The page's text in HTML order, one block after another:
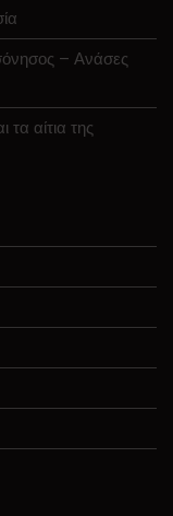
– Ανάσες
αίτια της